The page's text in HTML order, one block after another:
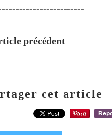
précédent
cet article